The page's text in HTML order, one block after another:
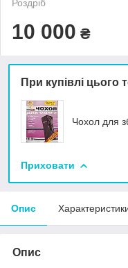
Роздріб
10 000 ₴
При купівлі
Чохол для
Приховати
Опис
Опис